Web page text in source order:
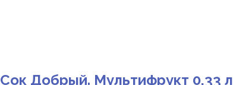
Сок Добрый. Мультифрукт 0,33 л